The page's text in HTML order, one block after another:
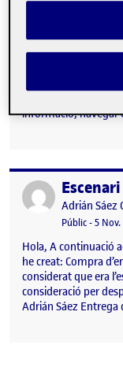
(https://
(https://
pel nostre projecte
«FiraTarrega» per
informació, navegar
Publicat per
Publicat per
Adrián Sáez
Visibilitat:
Públic-Data
5 Nov.
Hola, A continuació
he creat: Compra
considerat que era
consideració per
Adrián Sáez Entrega